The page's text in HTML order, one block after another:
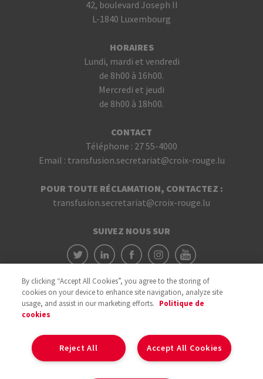
42, boulevard Joseph II
L-1840 Luxembourg
HORAIRES
Lundi, mardi et vendredi
de 8h00 à 16h00.
Mercredi et jeudi
de 8h00 à 18h00.
CONTACT
Téléphone : 27 55-4000
Email : transfusion.secretariat@croix-rouge.lu
POUR TOUTE RÉCLAMATION, CONTACTEZ :
transfusion.secretariat@croix-rouge.lu
SUIVEZ NOUS SUR
By clicking “Accept All Cookies”, you agree to the storing of
cookies on your device to enhance site navigation, analyze site
usage, and assist in our marketing efforts. Politique de
cookies
Accept All Cookies
Reject All